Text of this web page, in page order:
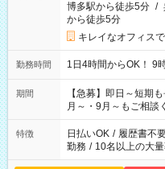
博多駅から徒歩5分 /
から徒歩5分
キレイなオフィス
勤務時間 1日4時間からOK！ 9
期間
【急募】即日～短期
月～・9月～もご相談
特徴 日払いOK / 履歴書不
勤務 / 10名以上の大